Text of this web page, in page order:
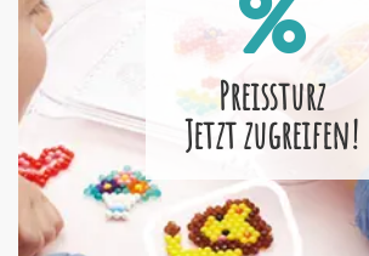
Preissturz
Jetzt zugreifen!